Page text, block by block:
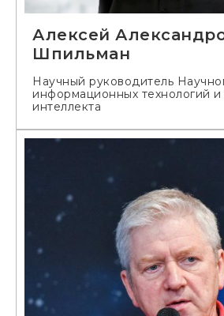
Алексей
Шпильман
Научный руководитель
информационных технологий и
интеллекта